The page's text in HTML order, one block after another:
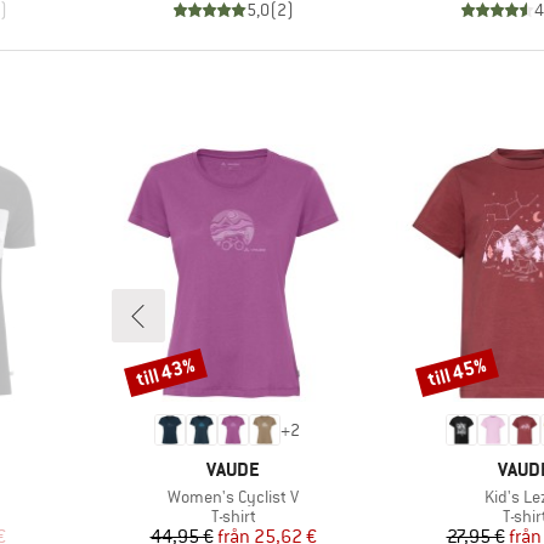
) 5,0(2)
pris
+2
VARUMÄRKE
VAUDE
Produkter
Women's Cyclist V
Produktgrupp
T-shirt
Pris
44,95 € Reducerat pris
från 25,62 €
Rabatt
till 43%
Kid's
T-
27,95 €från
Rabatt
till 45%